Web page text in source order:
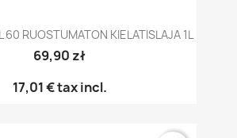
60 RUOSTUMATON KIELATISLAJA 1L
69,90 zł
17,01 €tax incl.